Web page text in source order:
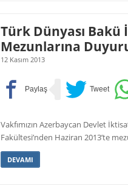
Türk Dünyası Bakü
Mezunlarına
12 Kasım 2013
Vakfımızın Azerbaycan Devlet
Fakültesi’nden Haziran 2013’te
DEVAMI